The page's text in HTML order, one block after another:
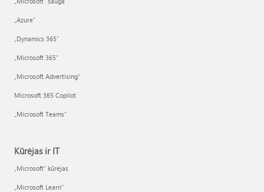
„Azure”
„Dynamics 365“
„Microsoft 365“
„Microsoft Advertising“
Microsoft 365 Copilot
„Microsoft Teams“
Kūrėjas ir IT
„Microsoft“ kūrėjas
„Microsoft Learn“